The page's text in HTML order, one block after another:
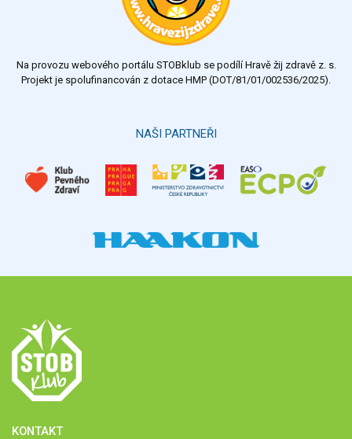
Na provozu webového portálu STOBklub se podílí Hravě žij zdravě z. s.
Projekt je spolufinancován z dotace HMP (DOT/81/01/002536/2025).
NAŠI PARTNEŘI
KONTAKT